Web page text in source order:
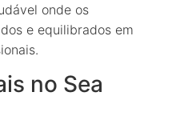
onde os
e equilibrados em
no Sea